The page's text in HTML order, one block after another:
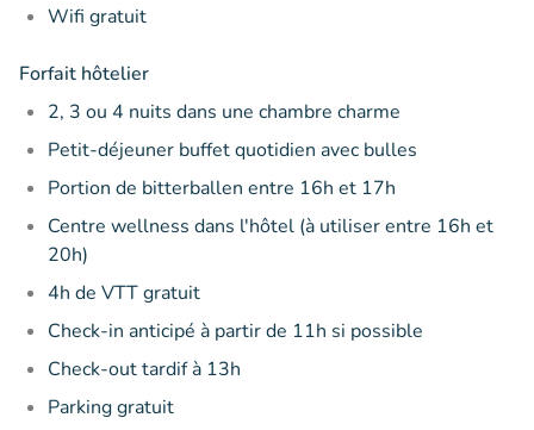
Wifi gratuit
Forfait hôtelier
2, 3 ou 4 nuits dans une chambre charme
Petit-déjeuner buffet quotidien avec bulles
Portion de bitterballen entre 16h et 17h
Centre wellness dans l'hôtel (à utiliser entre 16h et
20h)
4h de VTT gratuit
Check-in anticipé à partir de 11h si possible
Check-out tardif à 13h
Parking gratuit